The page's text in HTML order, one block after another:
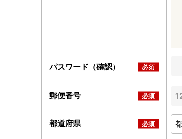
パスワード（確認）
郵便番号
都道府県